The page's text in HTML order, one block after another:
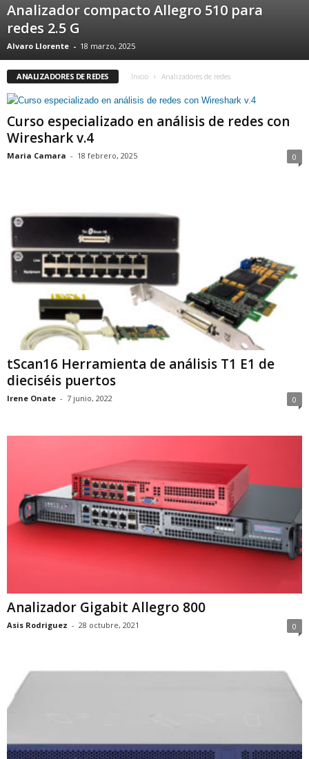
Analizador compacto Allegro 510 para
redes 2.5 G
Alvaro Llorente - 18 marzo, 2025
ANALIZADORES DE REDES Inicio Analizadores de redes
Curso especializado en análisis de redes con
Wireshark v.4
Maria Camara - 18 febrero, 2025 0
tScan16 Herramienta de análisis T1 E1 de
dieciséis puertos
Irene Onate - 7 junio, 2022 0
Analizador Gigabit Allegro 800
Asis Rodriguez - 28 octubre, 2021 0